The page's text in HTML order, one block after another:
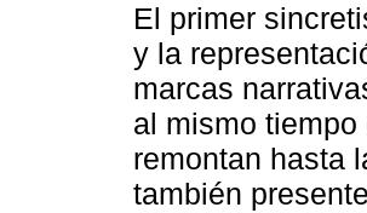
El primer
y la
marcas
al mismo
remontan hasta
también